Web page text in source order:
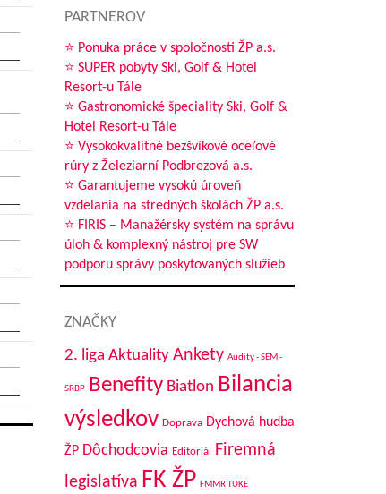
PARTNEROV
⭐ Ponuka práce v spoločnosti ŽP a.s.
⭐ SUPER pobyty Ski, Golf & Hotel
Resort-u Tále
⭐ Gastronomické špeciality Ski, Golf &
Hotel Resort-u Tále
⭐ Vysokokvalitné bezšvíkové oceľové
rúry z Železiarní Podbrezová a.s.
⭐ Garantujeme vysokú úroveň
vzdelania na stredných školách ŽP a.s.
⭐ FIRIS – Manažérsky systém na správu
úloh & komplexný nástroj pre SW
podporu správy poskytovaných služieb
ZNAČKY
2. liga Aktuality Ankety Audity - SEM -
SRBP Benefity Biatlon Bilancia
výsledkov Doprava Dychová hudba
ŽP Dôchodcovia Editoriál
Firemná
legislatíva FK ŽP FMMR TUKE